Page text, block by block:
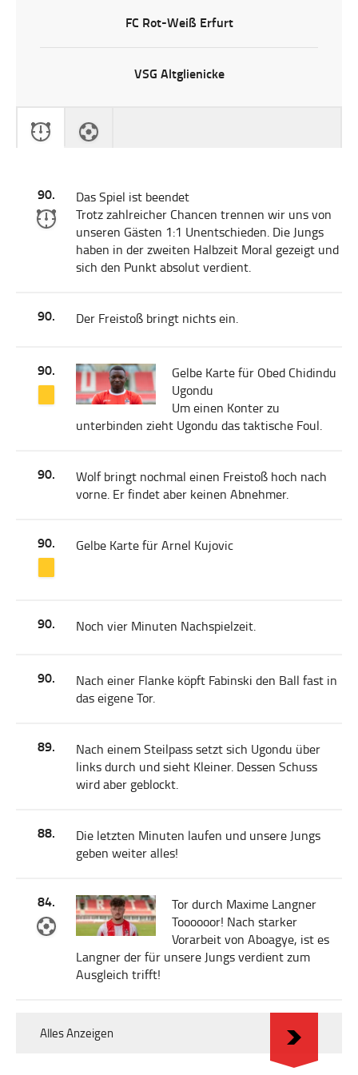
FC Rot-Weiß Erfurt
VSG Altglienicke
90.
Das Spiel ist beendet
Trotz zahlreicher Chancen trennen wir uns von
unseren Gästen 1:1 Unentschieden. Die Jungs
haben in der zweiten Halbzeit Moral gezeigt und
sich den Punkt absolut verdient.
90. Der Freistoß bringt nichts ein.
90.
Gelbe Karte für Obed Chidindu
Ugondu
Um einen Konter zu
unterbinden zieht Ugondu das taktische Foul.
90.
Wolf bringt nochmal einen Freistoß hoch nach
vorne. Er findet aber keinen Abnehmer.
90. Gelbe Karte für Arnel Kujovic
90. Noch vier Minuten Nachspielzeit.
90.
Nach einer Flanke köpft Fabinski den Ball fast in
das eigene Tor.
89.
Nach einem Steilpass setzt sich Ugondu über
links durch und sieht Kleiner. Dessen Schuss
wird aber geblockt.
88.
Die letzten Minuten laufen und unsere Jungs
geben weiter alles!
84.
Tor durch Maxime Langner
Toooooor! Nach starker
Vorarbeit von Aboagye, ist es
Langner der für unsere Jungs verdient zum
Ausgleich trifft!
Alles Anzeigen